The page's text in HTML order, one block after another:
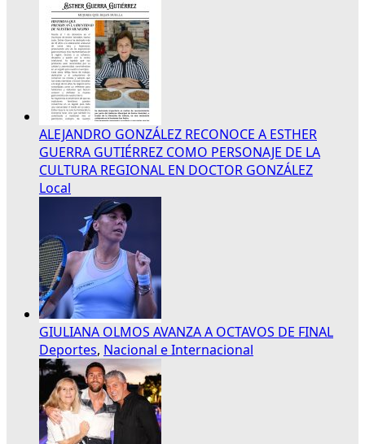
ALEJANDRO GONZÁLEZ RECONOCE A ESTHER
GUERRA GUTIÉRREZ COMO PERSONAJE DE LA
CULTURA REGIONAL EN DOCTOR GONZÁLEZ
Local
GIULIANA OLMOS AVANZA A OCTAVOS DE FINAL
Deportes, Nacional e Internacional